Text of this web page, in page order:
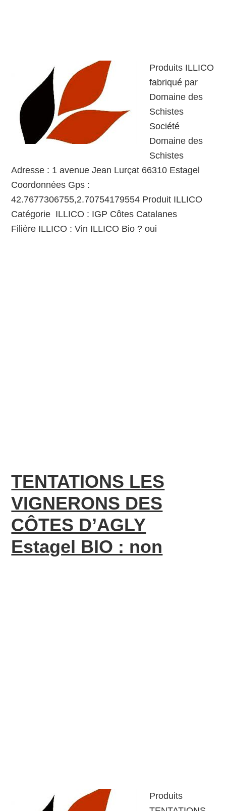
Produits ILLICO
fabriqué par
Domaine des
Schistes
Société
Domaine des
Schistes
Adresse : 1 avenue Jean Lurçat 66310 Estagel
Coordonnées Gps :
42.7677306755,2.70754179554 Produit ILLICO
Catégorie ILLICO : IGP Côtes Catalanes
Filière ILLICO : Vin ILLICO Bio ? oui
TENTATIONS LES
VIGNERONS DES
CÔTES D’AGLY
Estagel BIO : non
Produits